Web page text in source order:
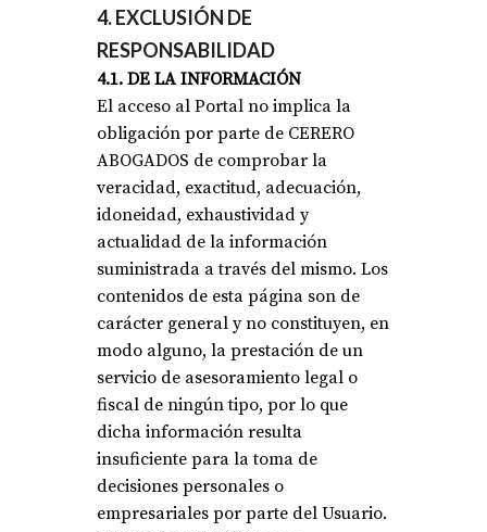
4. EXCLUSIÓN DE
RESPONSABILIDAD
4.1. DE LA INFORMACIÓN
El acceso al Portal no implica la
obligación por parte de CERERO
ABOGADOS de comprobar la
veracidad, exactitud, adecuación,
idoneidad, exhaustividad y
actualidad de la información
suministrada a través del mismo. Los
contenidos de esta página son de
carácter general y no constituyen, en
modo alguno, la prestación de un
servicio de asesoramiento legal o
fiscal de ningún tipo, por lo que
dicha información resulta
insuficiente para la toma de
decisiones personales o
empresariales por parte del Usuario.